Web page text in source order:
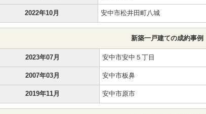
2022年10月 安中市松井田町八城
新築一戸建ての成約事例
2023年07月 安中市安中５丁目
2007年03月 安中市板鼻
2019年11月 安中市原市